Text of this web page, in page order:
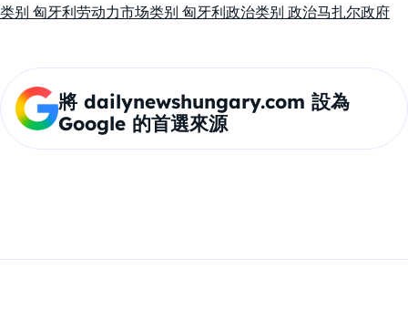
类别 匈牙利劳动力市场类别 匈牙利政治类别 政治马扎尔政府
將 dailynewshungary.com 設為
Google 的首選來源